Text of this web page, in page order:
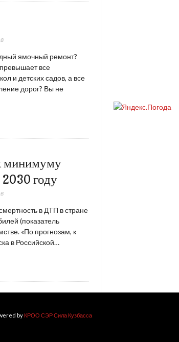
ямочный ремонт?
все
и детских садов, а все
дорог? Вы не
минимуму
2030 году
в ДТП в стране
(показатель
«По прогнозам, к
в Российской…
by КРОО СЭР Сила Кузбасса